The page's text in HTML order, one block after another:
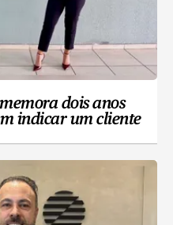
dois anos
indicar um cliente